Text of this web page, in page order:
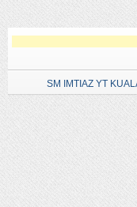
SM IMTIAZ YT